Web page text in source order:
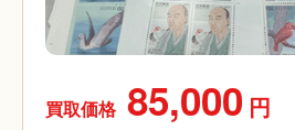
買取価格 85,000 円